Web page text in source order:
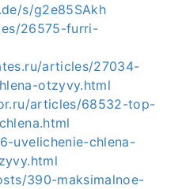
s/g2e85SAkh
26575-furri-
articles/27034-
otzyvy.html
articles/68532-top-
uvelichenie-chlena-
390-maksimalnoe-